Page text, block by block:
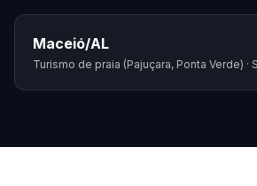
Maceió/AL
Turismo de praia (Pajuçara, Ponta Verde) ·